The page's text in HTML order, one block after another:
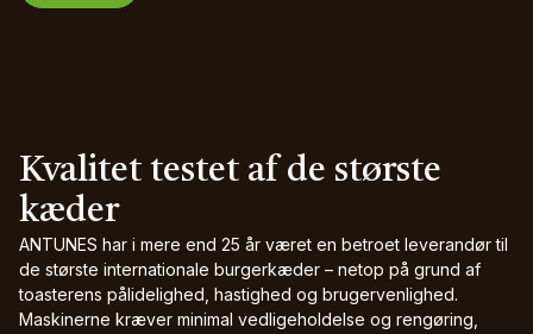
Kvalitet testet af de største
kæder
ANTUNES har i mere end 25 år været en betroet leverandør til
de største internationale burgerkæder – netop på grund af
toasterens pålidelighed, hastighed og brugervenlighed.
Maskinerne kræver minimal vedligeholdelse og rengøring,